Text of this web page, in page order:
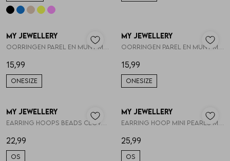
1 /2
My Jewellery
15,99
ONESIZE
1 /2
My Jewellery
15,99
ONESIZE
1 /2
My Jewellery
22,99
OS
1 /2
My Jewellery
25,99
OS